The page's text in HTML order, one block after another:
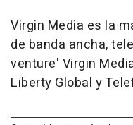
Virgin Media es la
de banda ancha,
venture' Virgin
Liberty Global y